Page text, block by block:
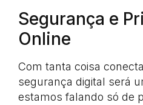
Segurança e
Online
Com tanta coisa
segurança digital será
estamos falando só de